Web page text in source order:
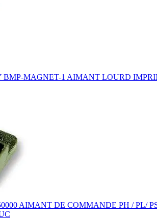
MAGNET-1 AIMANT LOURD
AIMANT DE COMMANDE PH / PL/